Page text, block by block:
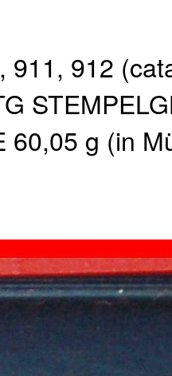
911, 912
60,05 g (in